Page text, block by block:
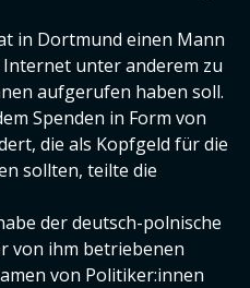
in Dortmund einen Mann
unter anderem zu
aufgerufen haben soll.
Spenden in Form von
die als Kopfgeld für die
sollten, teilte die
der deutsch-polnische
von ihm betriebenen
von Politiker:innen